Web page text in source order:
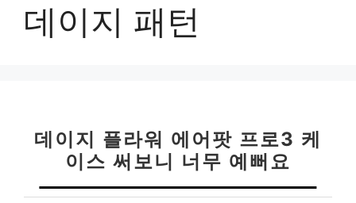
데이지 패턴
데이지 플라워 에어팟 프로3 케
이스 써보니 너무 예뻐요